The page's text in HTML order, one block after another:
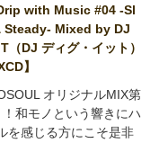
with Music #04 -Sl
Steady- Mixed by DJ
（DJ ディグ・イット）
】
オリジナルMIX第
和モノという響きにハ
を感じる方にこそ是非